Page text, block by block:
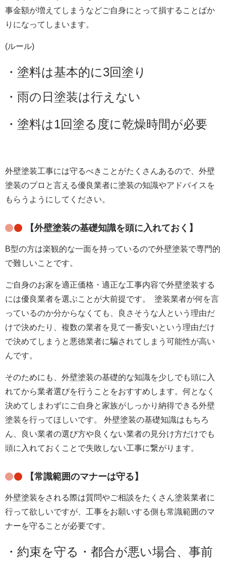
事金額が増えてしまうなどご自身にとって損することばか
りになってしまいます。
(ルール)
・塗料は基本的に3回塗り
・雨の日塗装は行えない
・塗料は1回塗る度に乾燥時間が必要
外壁塗装工事には守るべきことがたくさんあるので、外壁
塗装のプロと言える優良業者に塗装の知識やアドバイスを
もらうようにしてください。
【外壁塗装の基礎知識を頭に入れておく】
B型の方は楽観的な一面を持っているので外壁塗装で専門的
で難しいことです。
ご自身のお家を適正価格・適正な工事内容で外壁塗装する
には優良業者を選ぶことが大前提です。
塗装業者が何を言
っているのか分からなくても、良さそうな人という理由だ
けで決めたり、複数の業者を見て一番安いという理由だけ
で決めてしまうと悪徳業者に騙されてしまう可能性が高い
んです。
そのためにも、外壁塗装の基礎的な知識を少しでも頭に入
れてから業者選びを行うことをおすすめします。 何となく
決めてしまわずにご自身と家族がしっかり納得できる外壁
塗装を行ってほしいです。
外壁塗装の基礎知識はもちろ
ん、良い業者の選び方や良くない業者の見分け方だけでも
頭に入れておくことで失敗しない工事に繋がります。
【常識範囲のマナーは守る】
外壁塗装をされる際は質問やご相談をたくさん塗装業者に
行って欲しいですが、工事をお願いする側も常識範囲のマ
ナーを守ることが必要です。
・約束を守る・都合が悪い場合、事前